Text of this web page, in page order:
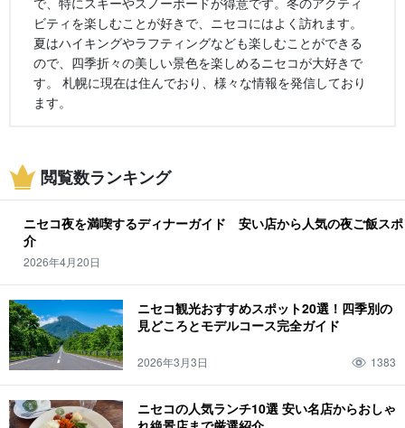
ビティを楽しむことが好きで、ニセコにはよく訪れます。
夏はハイキングやラフティングなども楽しむことができる
ので、四季折々の美しい景色を楽しめるニセコが大好きで
す。 札幌に現在は住んでおり、様々な情報を発信しており
ます。
閲覧数ランキング
ニセコ夜を満喫するディナーガイド 安い店から人気の夜ご飯ス
2026年4月20日
ニセコ観光おすすめスポット20選！四季別の
見どころとモデルコース完全ガイド
2026年3月3日 1383
ニセコの人気ランチ10選 安い名店からおしゃ